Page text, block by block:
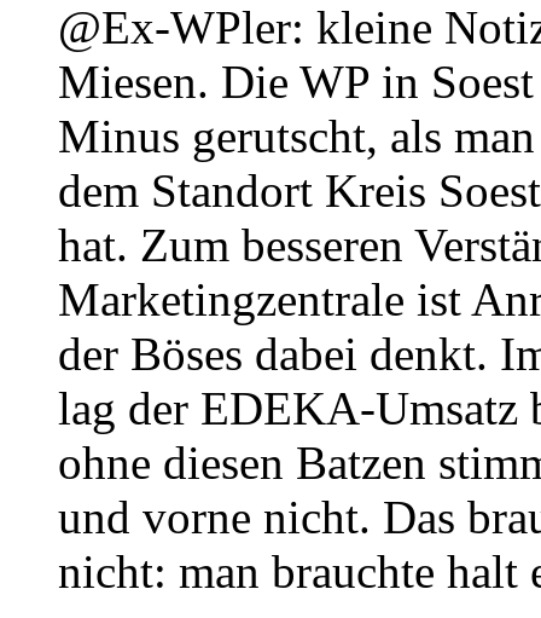
@Ex-WPler: kleine
Miesen. Die WP in
Minus gerutscht, als
dem Standort Kreis
hat. Zum besseren
Marketingzentrale ist
der Böses dabei denkt.
lag der EDEKA-Umsatz
ohne diesen Batzen
und vorne nicht. Das
nicht: man brauchte